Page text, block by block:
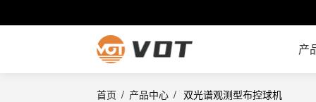
产
首页 / 产品中心 / 双光谱观测型布控球机